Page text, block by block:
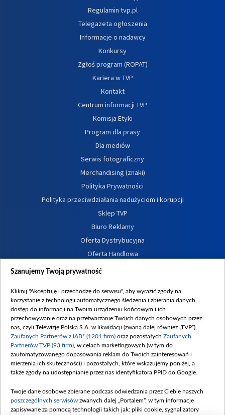
Regulamin tvp.pl
Telegazeta ogłoszenia
Informacje o nadawcy
Konkursy
Zgłoś program (ROPAT)
Kariera w TVP
Kontakt
Centrum informacji TVP
Komisja Etyki
Program dla prasy
Dla mediów
Serwis fotograficzny
Merchandising (znaki)
Polityka Prywatności
Polityka przeciwdziałania nadużyciom i korupcji
Sklep TVP
Biuro Reklamy
Oferta Dystrybucyjna
Oferta Handlowa
Dostępność
Procedura zgłoszeń wewnętrznych
Szanujemy Twoją prywatność
Kliknij "Akceptuję i przechodzę do serwisu", aby wyrazić zgody na
korzystanie z technologii automatycznego śledzenia i zbierania danych,
dostęp do informacji na Twoim urządzeniu końcowym i ich
przechowywanie oraz na przetwarzanie Twoich danych osobowych przez
nas, czyli Telewizję Polską S.A. w likwidacji (zwaną dalej również „TVP”),
Zaufanych Partnerów z IAB* (1201 firm) oraz pozostałych Zaufanych
Partnerów TVP (93 firm) , w celach marketingowych (w tym do
zautomatyzowanego dopasowania reklam do Twoich zainteresowań i
mierzenia ich skuteczności) i pozostałych, które wskazujemy poniżej, a
także zgody na udostępnianie przez nas identyfikatora PPID do Google.
Twoje dane osobowe zbierane podczas odwiedzania przez Ciebie naszych
poszczególnych serwisów zwanych dalej „Portalem”, w tym informacje
zapisywane za pomocą technologii takich jak: pliki cookie, sygnalizatory